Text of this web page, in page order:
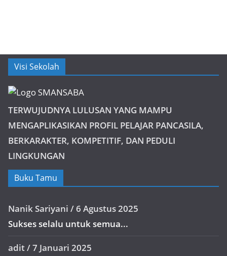
Visi Sekolah
TERWUJUDNYA LULUSAN YANG MAMPU
MENGAPLIKASIKAN PROFIL PELAJAR PANCASILA,
BERKARAKTER, KOMPETITIF, DAN PEDULI
LINGKUNGAN
Buku Tamu
Nanik Sariyani /6 Agustus 2025
Sukses selalu untuk semua...
adit/7 Januari 2025